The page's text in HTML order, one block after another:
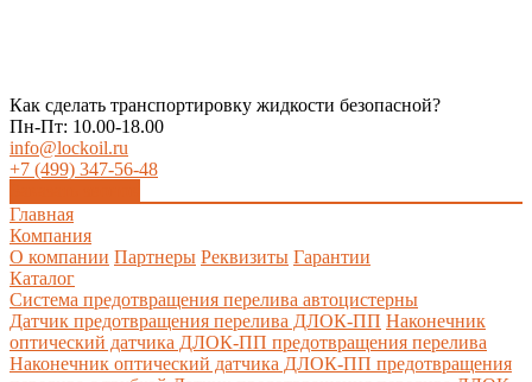
Как сделать транспортировку жидкости безопасной?
Пн-Пт: 10.00-18.00
info@lockoil.ru
+7 (499) 347-56-48
Главная
Компания
О компании Партнеры Реквизиты Гарантии
Каталог
Система предотвращения перелива автоцистерны
Датчик предотвращения перелива ДЛОК-ПП Наконечник
оптический датчика ДЛОК-ПП предотвращения перелива
Наконечник оптический датчика ДЛОК-ПП предотвращения